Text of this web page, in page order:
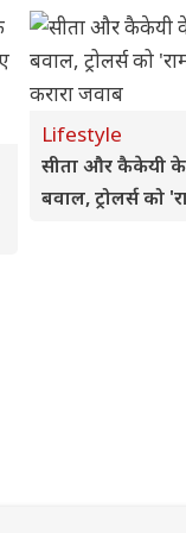
Lifestyle
सीता और कैकेयी
बवाल, ट्रोलर्स को